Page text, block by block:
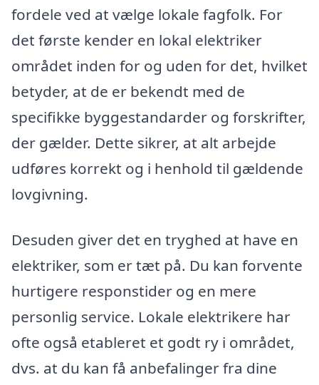
fordele ved at vælge lokale fagfolk. For
det første kender en lokal elektriker
området inden for og uden for det, hvilket
betyder, at de er bekendt med de
specifikke byggestandarder og forskrifter,
der gælder. Dette sikrer, at alt arbejde
udføres korrekt og i henhold til gældende
lovgivning.
Desuden giver det en tryghed at have en
elektriker, som er tæt på. Du kan forvente
hurtigere responstider og en mere
personlig service. Lokale elektrikere har
ofte også etableret et godt ry i området,
dvs. at du kan få anbefalinger fra dine